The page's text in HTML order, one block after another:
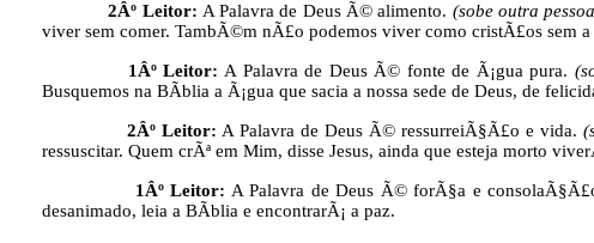
2Âº Leitor: A Palavra de Deus Ã© alimento. (sobe outra
viver sem comer. TambÃ©m nÃ£o podemos viver como cristÃ£os sem a
1Âº Leitor: A Palavra de Deus Ã© fonte de Ã¡gua pura.
Busquemos na BÃ­blia a Ã¡gua que sacia a nossa sede de Deus, de
2Âº Leitor: A Palavra de Deus Ã© ressurreiÃ§Ã£o e vida.
ressuscitar. Quem crÃª em Mim, disse Jesus, ainda que esteja morto
1Âº Leitor: A Palavra de Deus Ã© forÃ§a e
desanimado, leia a BÃ­blia e encontrarÃ¡ a paz.